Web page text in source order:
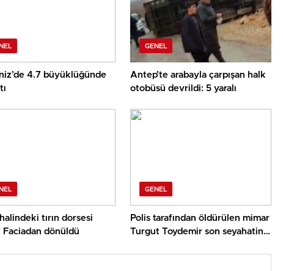
4.7 büyüklüğünde
GENEL
Antep’te arabayla çarpışan halk
otobüsü devrildi: 5 yaralı
tırın dorsesi
Faciadan dönüldü
GENEL
Polis tarafından öldürülen mimar
Turgut Toydemir son seyahatine